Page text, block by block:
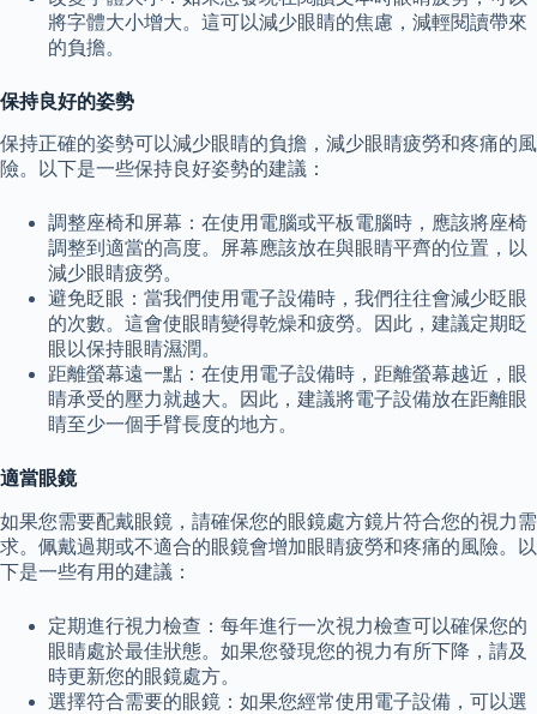
將字體大小增大。這可以減少眼睛的焦慮，減輕閱讀帶來
的負擔。
保持良好的姿勢
保持正確的姿勢可以減少眼睛的負擔，減少眼睛疲勞和疼痛的風
險。以下是一些保持良好姿勢的建議：
調整座椅和屏幕：在使用電腦或平板電腦時，應該將座椅
調整到適當的高度。屏幕應該放在與眼睛平齊的位置，以
減少眼睛疲勞。
避免眨眼：當我們使用電子設備時，我們往往會減少眨眼
的次數。這會使眼睛變得乾燥和疲勞。因此，建議定期眨
眼以保持眼睛濕潤。
距離螢幕遠一點：在使用電子設備時，距離螢幕越近，眼
睛承受的壓力就越大。因此，建議將電子設備放在距離眼
睛至少一個手臂長度的地方。
適當眼鏡
如果您需要配戴眼鏡，請確保您的眼鏡處方鏡片符合您的視力需
求。佩戴過期或不適合的眼鏡會增加眼睛疲勞和疼痛的風險。以
下是一些有用的建議：
定期進行視力檢查：每年進行一次視力檢查可以確保您的
眼睛處於最佳狀態。如果您發現您的視力有所下降，請及
時更新您的眼鏡處方。
選擇符合需要的眼鏡：如果您經常使用電子設備，可以選